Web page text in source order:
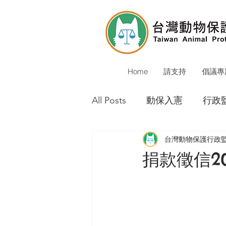
Home 請支持 倡議專
All Posts 動保入憲 行政
動保警察 校犬貓
捐款徵信
台灣動物保護行政